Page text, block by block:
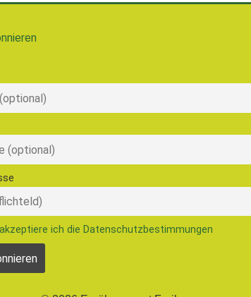
ich die Datenschutzbestimmungen